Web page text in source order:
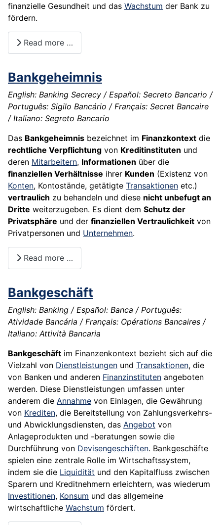
finanzielle Gesundheit und das Wachstum der Bank zu
fördern.
Read more …
Bankgeheimnis
English: Banking Secrecy / Español: Secreto Bancario /
Português: Sigilo Bancário / Français: Secret Bancaire
/ Italiano: Segreto Bancario
Das Bankgeheimnis bezeichnet im Finanzkontext die
rechtliche Verpflichtung von Kreditinstituten und
deren Mitarbeitern, Informationen über die
finanziellen Verhältnisse ihrer Kunden (Existenz von
Konten, Kontostände, getätigte Transaktionen etc.)
vertraulich zu behandeln und diese nicht unbefugt an
Dritte weiterzugeben. Es dient dem Schutz der
Privatsphäre und der finanziellen Vertraulichkeit von
Privatpersonen und Unternehmen.
Read more …
Bankgeschäft
English: Banking / Español: Banca / Português:
Atividade Bancária / Français: Opérations Bancaires /
Italiano: Attività Bancaria
Bankgeschäft im Finanzenkontext bezieht sich auf die
Vielzahl von Dienstleistungen und Transaktionen, die
von Banken und anderen Finanzinstituten angeboten
werden. Diese Dienstleistungen umfassen unter
anderem die Annahme von Einlagen, die Gewährung
von Krediten, die Bereitstellung von Zahlungsverkehrs-
und Abwicklungsdiensten, das Angebot von
Anlageprodukten und -beratungen sowie die
Durchführung von Devisengeschäften. Bankgeschäfte
spielen eine zentrale Rolle im Wirtschaftssystem,
indem sie die Liquidität und den Kapitalfluss zwischen
Sparern und Kreditnehmern erleichtern, was wiederum
Investitionen, Konsum und das allgemeine
wirtschaftliche Wachstum fördert.